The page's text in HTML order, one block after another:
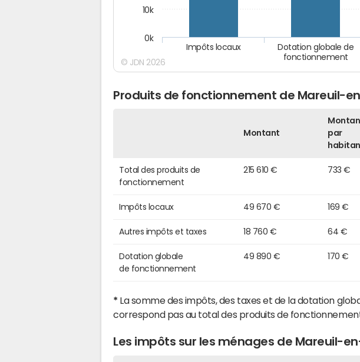
Dotation globale de
fonctionnement
Impôts locaux
0k
10k
© JDN 2026
Produits de fonctionnement de Mareuil-
Montant
par
Total des produits de
fonctionnement
215 610 € 733 €
Impôts locaux 49 670 € 169 €
Autres impôts et taxes 18 760 € 64 €
Dotation globale
de fonctionnement
49 890 € 170 €
* La somme des impôts, des taxes et de la dotation
correspond pas au total des produits de
Les impôts sur les ménages de Mareuil-